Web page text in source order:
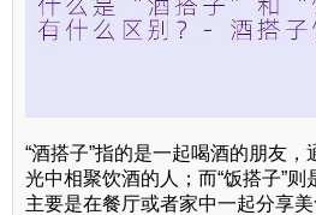
“酒搭子”指的是一起喝酒的朋友
光中相聚饮酒的人；而“饭搭子”则
主要是在餐厅或者家中一起分享